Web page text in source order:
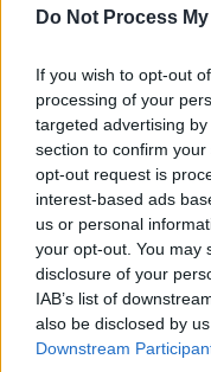
Do Not Process
If you wish to opt-out
processing of your
targeted advertising
section to confirm
opt-out request is
interest-based ads
us or personal
your opt-out. You may
disclosure of your
IAB’s list of
also be disclosed by
Downstream
SOS (Șoșoacă)
PACE (Peia)
Acțiunea
PDF (Lazarus)
PUSL (D.
PNȚCD
PNCR (Terheș)
Partidul Patrioților
FAR (Coarnă)